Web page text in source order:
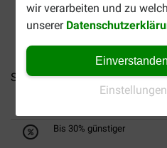
wir verarbeiten und zu
unserer
Sheba Classics Paté mit...
Bis 30% günstiger